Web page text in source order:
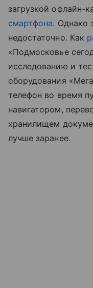
загрузкой офлайн-
смартфона. Однако
недостаточно. Как
«Подмосковье
исследованию и
оборудования
телефон во время
навигатором,
хранилищем
лучше заранее.